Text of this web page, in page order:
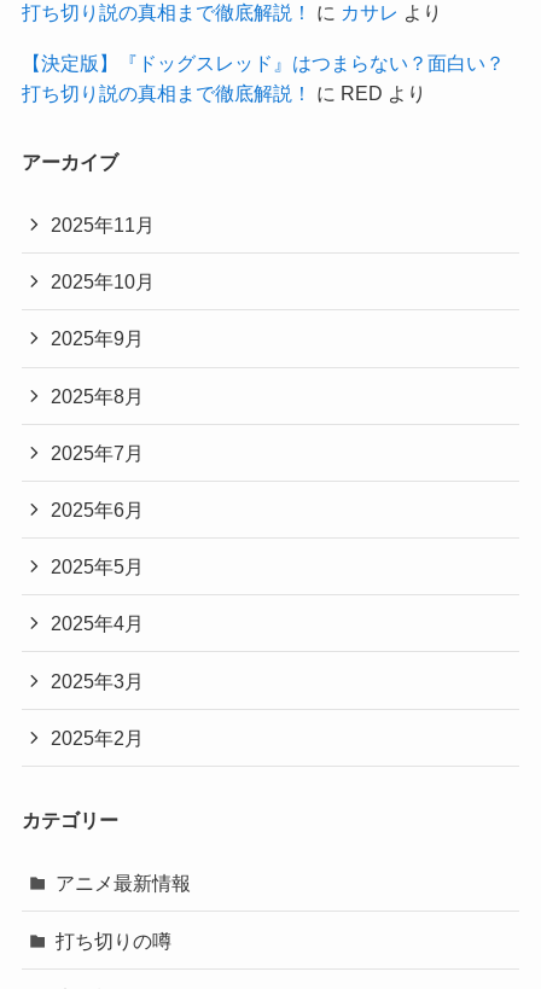
打ち切り説の真相まで徹底解説！
に カサレ より
【決定版】『ドッグスレッド』はつまらない？面白い？
打ち切り説の真相まで徹底解説！
に RED より
アーカイブ
2025年11月
2025年10月
2025年9月
2025年8月
2025年7月
2025年6月
2025年5月
2025年4月
2025年3月
2025年2月
カテゴリー
アニメ最新情報
打ち切りの噂